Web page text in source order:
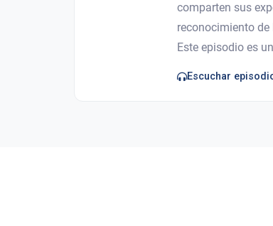
comparten sus
reconocimiento
Este episodio es
Escuchar